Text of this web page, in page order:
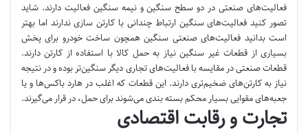
فعالیت‌های صنعتی در دو سطح سنگین و نیمه سنگین فعالیت دارند. شاید
تصور کنید فعالیت‌های سنگین ارتباط چندانی با کارتن سازی ندارند اما بهتر
است بدانید فعالیت‌های صنعتی سنگین همچون ساخت خودرو برای پخش
بسیاری از قطعات غیر سنگین نیاز به حمل کالا با استفاده از کارتن دارند.
قطعات صنعتی در مقایسه با فعالیت‌های تجاری دیگر سنگین‌تر بوده و در نتیجه
نیاز به کارتن‌های ضخیم‌تری دارند. این قطعات که اغلب در هارد باکس‌ها و یا
جعبه‌های مقوایی بسیار محکم بسته بندی می‌شوند برای حمل، در قرار می‌گیرند.
تجارت و رقابت اقتصادی